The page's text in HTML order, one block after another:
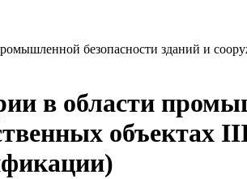
безопасности зданий и
в области
объектах